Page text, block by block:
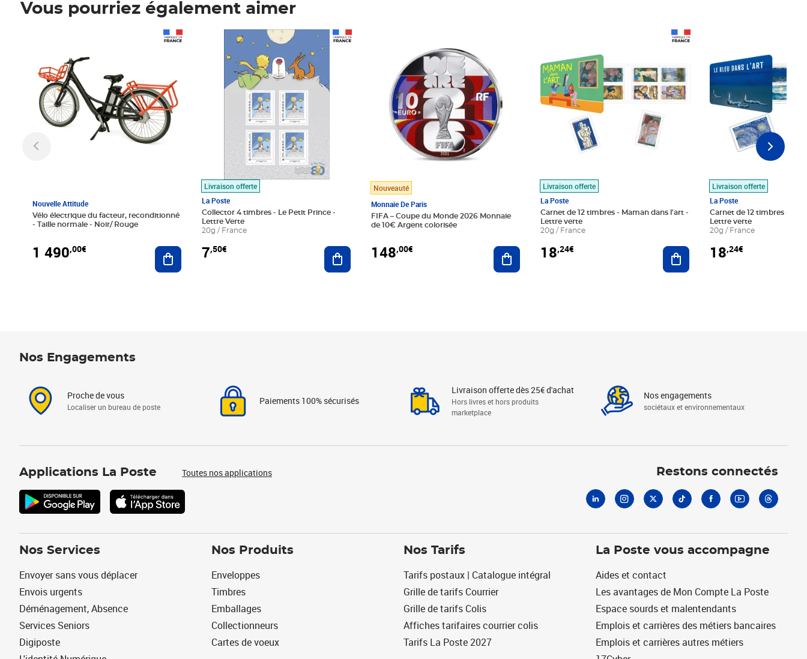
Vous pourriez également aimer
Nouvelle Attitude
Vélo électrique du facteur, reconditionné
- Taille normale - Noir/ Rouge
1 490,00€ Ajouter au panier
Livraison offerte
La Poste
Collector 4 timbres - Le Petit Prince -
Lettre Verte
20g / France
7,50€
Prix 7,50€
Ajouter au panier
Nouveauté
Monnaie De Paris
FIFA – Coupe du Monde 2026 Monnaie
de 10€ Argent colorisée
148,00€ Ajouter au panier
Livraison offerte
La Poste
Carnet de 12 timbres - Maman dans l'art -
Lettre verte
20g / France
18,24€ Ajouter au panier
Livraison offerte
La Poste
Carnet de 12 timbres - Le
Lettre verte
20g / France
18,24€
Nos Engagements
Proche de vous
Localiser un bureau de poste
Paiements 100% sécurisés
Livraison offerte dès 25€ d'achat
Hors livres et hors produits
marketplace
Nos engagements
sociétaux et environnementaux
Applications La Poste Toutes nos applications Restons connectés
Nos Services
Envoyer sans vous déplacer
Envois urgents
Déménagement, Absence
Services Seniors
Digiposte
Nos Produits
Enveloppes
Timbres
Emballages
Collectionneurs
Cartes de voeux
Nos Tarifs
Tarifs postaux | Catalogue intégral
Grille de tarifs Courrier
Grille de tarifs Colis
Affiches tarifaires courrier colis
Tarifs La Poste 2027
La Poste vous accompagne
Aides et contact
Les avantages de Mon Compte La Poste
Espace sourds et malentendants
Emplois et carrières des métiers bancaires
Emplois et carrières autres métiers